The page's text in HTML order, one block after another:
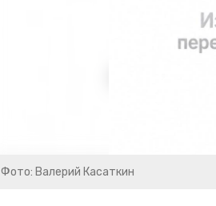
Фото: Валерий Касаткин